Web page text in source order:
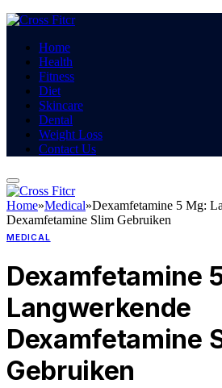
Home
Health
Fitness
Diet
Skincare
Dental
Weight Loss
Contact Us
Home»Medical»Dexamfetamine 5 Mg:
Dexamfetamine Slim Gebruiken
MEDICAL
Dexamfetamine
Langwerkende
Dexamfetamine
Gebruiken